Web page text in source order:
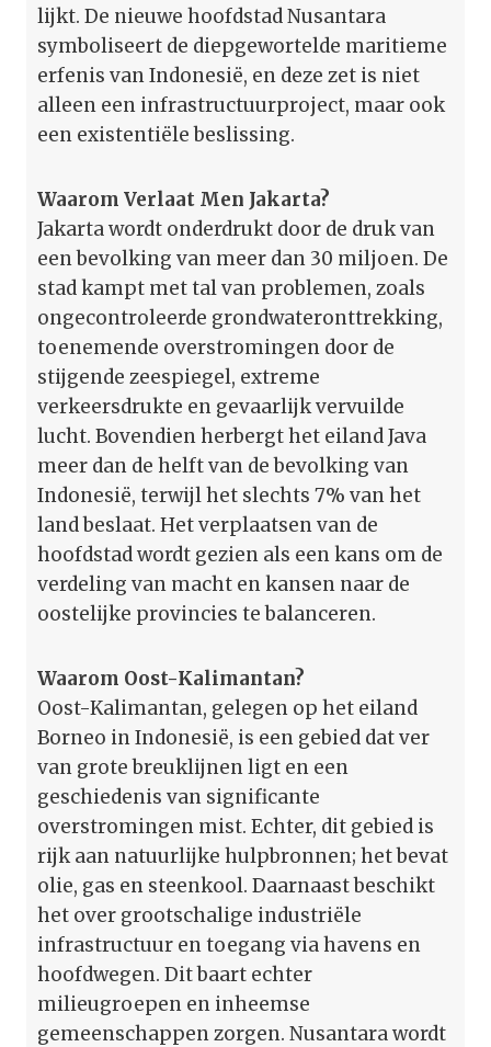
lijkt. De nieuwe hoofdstad Nusantara
symboliseert de diepgewortelde maritieme
erfenis van Indonesië, en deze zet is niet
alleen een infrastructuurproject, maar ook
een existentiële beslissing.
Waarom Verlaat Men Jakarta?
Jakarta wordt onderdrukt door de druk van
een bevolking van meer dan 30 miljoen. De
stad kampt met tal van problemen, zoals
ongecontroleerde grondwateronttrekking,
toenemende overstromingen door de
stijgende zeespiegel, extreme
verkeersdrukte en gevaarlijk vervuilde
lucht. Bovendien herbergt het eiland Java
meer dan de helft van de bevolking van
Indonesië, terwijl het slechts 7% van het
land beslaat. Het verplaatsen van de
hoofdstad wordt gezien als een kans om de
verdeling van macht en kansen naar de
oostelijke provincies te balanceren.
Waarom Oost-Kalimantan?
Oost-Kalimantan, gelegen op het eiland
Borneo in Indonesië, is een gebied dat ver
van grote breuklijnen ligt en een
geschiedenis van significante
overstromingen mist. Echter, dit gebied is
rijk aan natuurlijke hulpbronnen; het bevat
olie, gas en steenkool. Daarnaast beschikt
het over grootschalige industriële
infrastructuur en toegang via havens en
hoofdwegen. Dit baart echter
milieugroepen en inheemse
gemeenschappen zorgen. Nusantara wordt